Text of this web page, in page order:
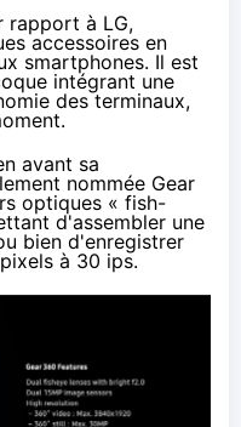
rapport à LG,
accessoires en
smartphones. Il est
intégrant une
des terminaux,
avant sa
nommée Gear
optiques « fish-
d'assembler une
bien d'enregistrer
à 30 ips.